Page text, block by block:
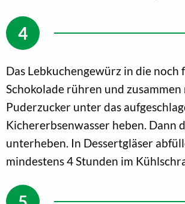
Das Lebkuchengewürz in die noch
Schokolade rühren und zusammen
Puderzucker unter das
Kichererbsenwasser heben. Dann
unterheben. In Dessertgläser
mindestens 4 Stunden im